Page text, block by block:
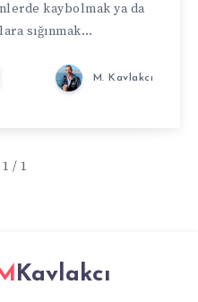
kaybolmak ya da
sığınmak…
M. Kavlakcı
/ 1
MKavlakcı